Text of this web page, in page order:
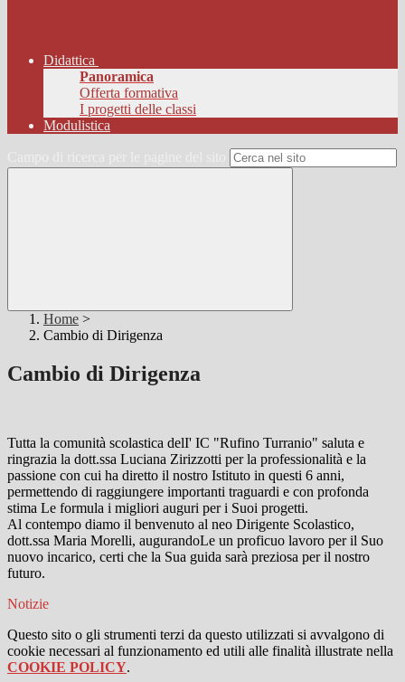
Didattica
Panoramica
Offerta formativa
I progetti delle classi
Modulistica
Home >
Cambio di Dirigenza
Cambio di Dirigenza
Tutta la comunità scolastica delI' IC "Rufino Turranio" saluta e
ringrazia la dott.ssa Luciana Zirizzotti per la professionalità e la
passione con cui ha diretto il nostro Istituto in questi 6 anni,
permettendo di raggiungere importanti traguardi e con profonda
stima Le formula i migliori auguri per i Suoi progetti.
Al contempo diamo il benvenuto al neo Dirigente Scolastico,
dott.ssa Maria Morelli, augurandoLe un proficuo lavoro per il Suo
nuovo incarico, certi che la Sua guida sarà preziosa per il nostro
futuro.
Notizie
Questo sito o gli strumenti terzi da questo utilizzati si avvalgono di
cookie necessari al funzionamento ed utili alle finalità illustrate nella
COOKIE POLICY.